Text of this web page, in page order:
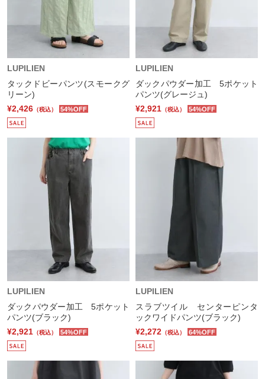
LUPILIEN
タックドビーパンツ(スモークグ
リーン)
¥2,426 （税込） 54%OFF
LUPILIEN
ダックパウダー加工 5ポケット
パンツ(グレージュ)
¥2,921 （税込） 54%OFF
LUPILIEN
ダックパウダー加工 5ポケット
パンツ(ブラック)
¥2,921 （税込） 54%OFF
LUPILIEN
スラブツイル センターピンタ
ックワイドパンツ(ブラック)
¥2,272 （税込） 64%OFF